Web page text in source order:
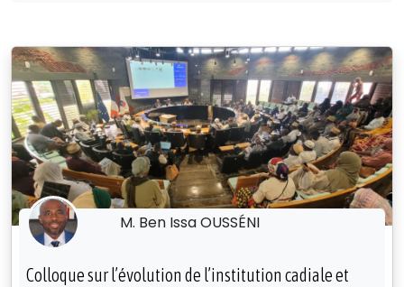
M. Ben Issa OUSSÉNI
Colloque sur l’évolution de l’institution cadiale et